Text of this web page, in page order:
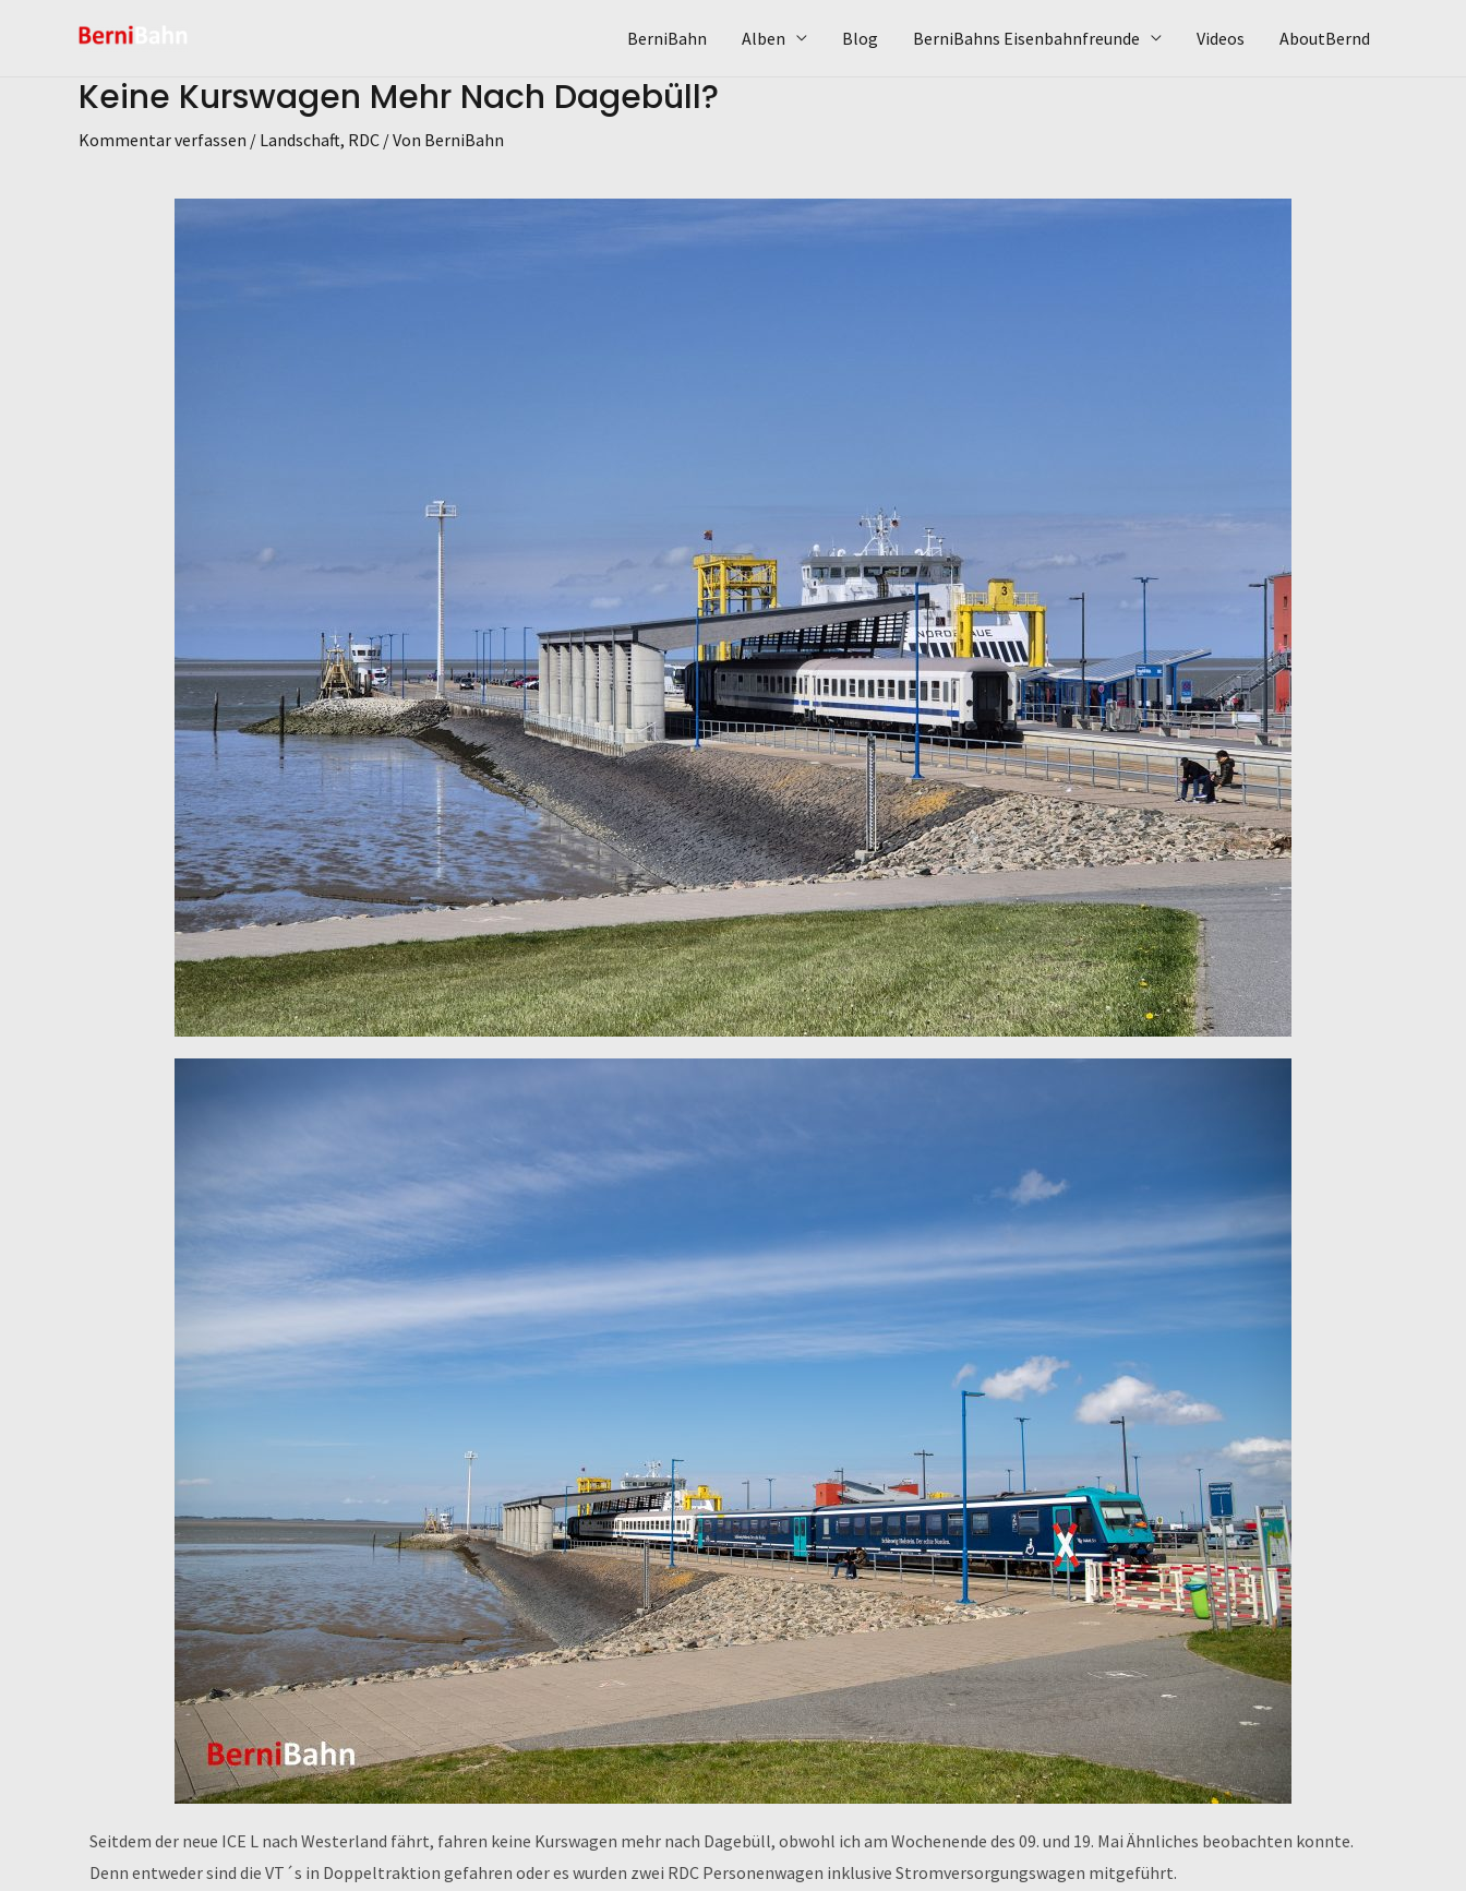
BerniBahn Alben Blog BerniBahns Eisenbahnfreunde Videos AboutBernd
Keine Kurswagen Mehr Nach Dagebüll?
Kommentar verfassen / Landschaft, RDC / Von BerniBahn
Seitdem der neue ICE L nach Westerland fährt, fahren keine Kurswagen mehr nach Dagebüll, obwohl ich am Wochenende des 09. und 19. Mai Ähnliches beobachten konnte.
Denn entweder sind die VT´s in Doppeltraktion gefahren oder es wurden zwei RDC Personenwagen inklusive Stromversorgungswagen mitgeführt.